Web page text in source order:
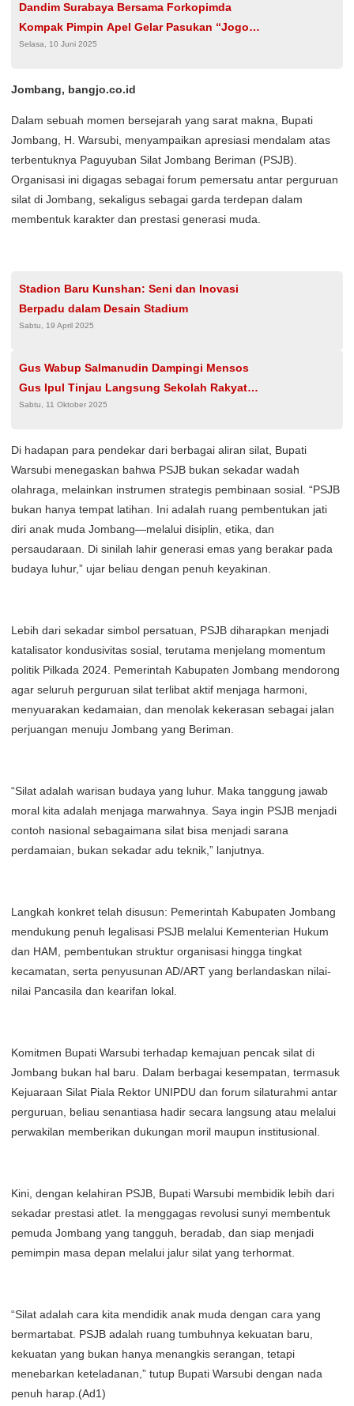
Dandim Surabaya Bersama Forkopimda
Kompak Pimpin Apel Gelar Pasukan “Jogo
Selasa, 10 Juni 2025
Jombang, bangjo.co.id
Dalam sebuah momen bersejarah yang sarat makna, Bupati
Jombang, H. Warsubi, menyampaikan apresiasi mendalam atas
terbentuknya Paguyuban Silat Jombang Beriman (PSJB).
Organisasi ini digagas sebagai forum pemersatu antar perguruan
silat di Jombang, sekaligus sebagai garda terdepan dalam
membentuk karakter dan prestasi generasi muda.
Stadion Baru Kunshan: Seni dan Inovasi
Berpadu dalam Desain Stadium
Sabtu, 19 April 2025
Gus Wabup Salmanudin Dampingi Mensos
Gus Ipul Tinjau Langsung Sekolah Rakyat
Terintegrasi 8 Jombang
Sabtu, 11 Oktober 2025
Di hadapan para pendekar dari berbagai aliran silat, Bupati
Warsubi menegaskan bahwa PSJB bukan sekadar wadah
olahraga, melainkan instrumen strategis pembinaan sosial. “PSJB
bukan hanya tempat latihan. Ini adalah ruang pembentukan jati
diri anak muda Jombang—melalui disiplin, etika, dan
persaudaraan. Di sinilah lahir generasi emas yang berakar pada
budaya luhur,” ujar beliau dengan penuh keyakinan.
Lebih dari sekadar simbol persatuan, PSJB diharapkan menjadi
katalisator kondusivitas sosial, terutama menjelang momentum
politik Pilkada 2024. Pemerintah Kabupaten Jombang mendorong
agar seluruh perguruan silat terlibat aktif menjaga harmoni,
menyuarakan kedamaian, dan menolak kekerasan sebagai jalan
perjuangan menuju Jombang yang Beriman.
“Silat adalah warisan budaya yang luhur. Maka tanggung jawab
moral kita adalah menjaga marwahnya. Saya ingin PSJB menjadi
contoh nasional sebagaimana silat bisa menjadi sarana
perdamaian, bukan sekadar adu teknik,” lanjutnya.
Langkah konkret telah disusun: Pemerintah Kabupaten Jombang
mendukung penuh legalisasi PSJB melalui Kementerian Hukum
dan HAM, pembentukan struktur organisasi hingga tingkat
kecamatan, serta penyusunan AD/ART yang berlandaskan nilai-
nilai Pancasila dan kearifan lokal.
Komitmen Bupati Warsubi terhadap kemajuan pencak silat di
Jombang bukan hal baru. Dalam berbagai kesempatan, termasuk
Kejuaraan Silat Piala Rektor UNIPDU dan forum silaturahmi antar
perguruan, beliau senantiasa hadir secara langsung atau melalui
perwakilan memberikan dukungan moril maupun institusional.
Kini, dengan kelahiran PSJB, Bupati Warsubi membidik lebih dari
sekadar prestasi atlet. Ia menggagas revolusi sunyi membentuk
pemuda Jombang yang tangguh, beradab, dan siap menjadi
pemimpin masa depan melalui jalur silat yang terhormat.
“Silat adalah cara kita mendidik anak muda dengan cara yang
bermartabat. PSJB adalah ruang tumbuhnya kekuatan baru,
kekuatan yang bukan hanya menangkis serangan, tetapi
menebarkan keteladanan,” tutup Bupati Warsubi dengan nada
penuh harap.(Ad1)